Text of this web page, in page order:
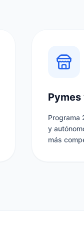
Pymes
Programa
y
más